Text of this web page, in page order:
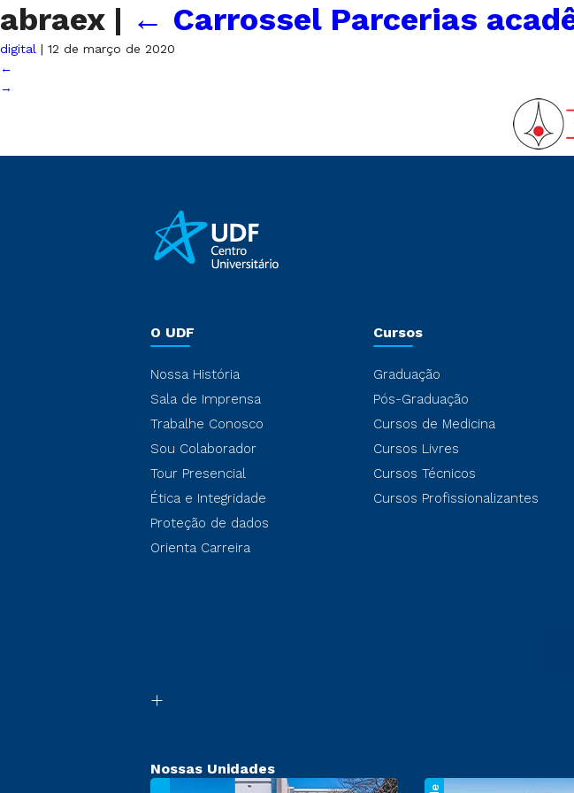
abraex | ← Carrossel Parcerias
digital | 12 de março de 2020
←
→
O UDF
Nossa História
Sala de Imprensa
Trabalhe Conosco
Sou Colaborador
Tour Presencial
Ética e Integridade
Proteção de dados
Orienta Carreira
Cursos
Graduação
Pós-Graduação
Cursos de Medicina
Cursos Livres
Cursos Técnicos
Cursos Profissionalizantes
Nossas Unidades